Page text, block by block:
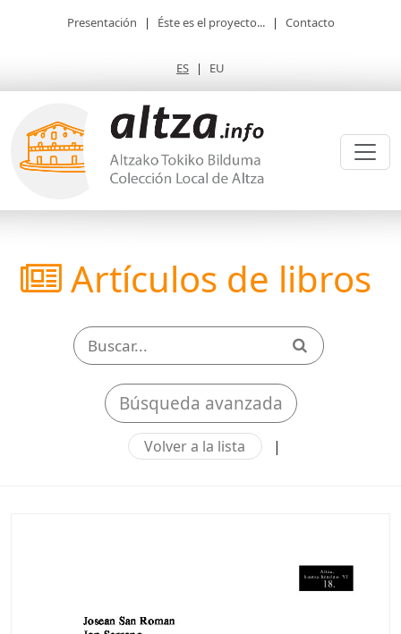
Presentación | Éste es el proyecto... | Contacto
ES | EU
Artículos de libros
Búsqueda avanzada
Volver a la lista |